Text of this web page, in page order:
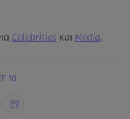
Celebrities και Media.
10